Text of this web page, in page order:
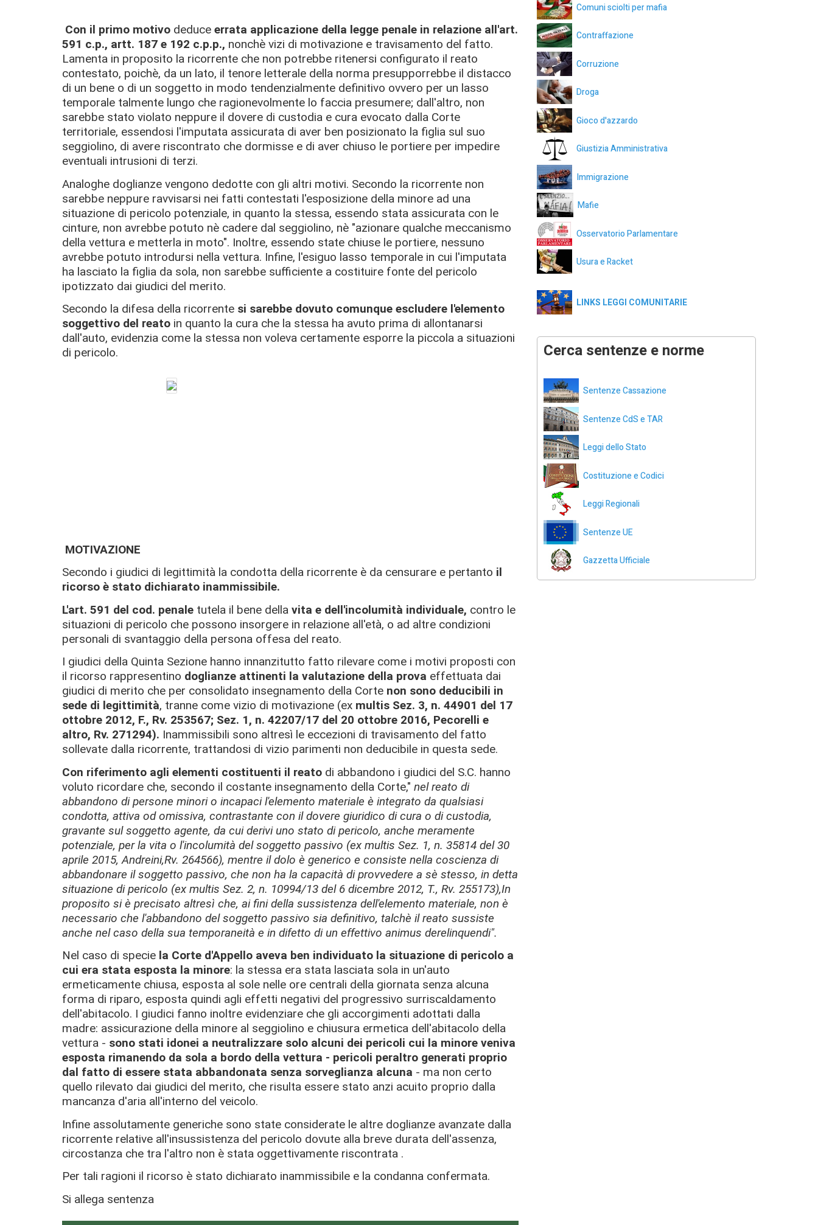
Con il primo motivo deduce errata applicazione della legge penale in relazione all'art.
591 c.p., artt. 187 e 192 c.p.p., nonchè vizi di motivazione e travisamento del fatto.
Lamenta in proposito la ricorrente che non potrebbe ritenersi configurato il reato
contestato, poichè, da un lato, il tenore letterale della norma presupporrebbe il distacco
di un bene o di un soggetto in modo tendenzialmente definitivo ovvero per un lasso
temporale talmente lungo che ragionevolmente lo faccia presumere; dall'altro, non
sarebbe stato violato neppure il dovere di custodia e cura evocato dalla Corte
territoriale, essendosi l'imputata assicurata di aver ben posizionato la figlia sul suo
seggiolino, di avere riscontrato che dormisse e di aver chiuso le portiere per impedire
eventuali intrusioni di terzi.
Analoghe doglianze vengono dedotte con gli altri motivi. Secondo la ricorrente non
sarebbe neppure ravvisarsi nei fatti contestati l'esposizione della minore ad una
situazione di pericolo potenziale, in quanto la stessa, essendo stata assicurata con le
cinture, non avrebbe potuto nè cadere dal seggiolino, nè "azionare qualche meccanismo
della vettura e metterla in moto". Inoltre, essendo state chiuse le portiere, nessuno
avrebbe potuto introdursi nella vettura. Infine, l'esiguo lasso temporale in cui l'imputata
ha lasciato la figlia da sola, non sarebbe sufficiente a costituire fonte del pericolo
ipotizzato dai giudici del merito.
Secondo la difesa della ricorrente si sarebbe dovuto comunque escludere l'elemento
soggettivo del reato in quanto la cura che la stessa ha avuto prima di allontanarsi
dall'auto, evidenzia come la stessa non voleva certamente esporre la piccola a situazioni
di pericolo.
MOTIVAZIONE
Secondo i giudici di legittimità la condotta della ricorrente è da censurare e pertanto il
ricorso è stato dichiarato inammissibile.
L'art. 591 del cod. penale tutela il bene della vita e dell'incolumità individuale, contro le
situazioni di pericolo che possono insorgere in relazione all'età, o ad altre condizioni
personali di svantaggio della persona offesa del reato.
I giudici della Quinta Sezione hanno innanzitutto fatto rilevare come i motivi proposti con
il ricorso rappresentino doglianze attinenti la valutazione della prova effettuata dai
giudici di merito che per consolidato insegnamento della Corte non sono deducibili in
sede di legittimità, tranne come vizio di motivazione (ex multis Sez. 3, n. 44901 del 17
ottobre 2012, F., Rv. 253567; Sez. 1, n. 42207/17 del 20 ottobre 2016, Pecorelli e
altro, Rv. 271294). Inammissibili sono altresì le eccezioni di travisamento del fatto
sollevate dalla ricorrente, trattandosi di vizio parimenti non deducibile in questa sede.
Con riferimento agli elementi costituenti il reato di abbandono i giudici del S.C. hanno
voluto ricordare che, secondo il costante insegnamento della Corte," nel reato di
abbandono di persone minori o incapaci l'elemento materiale è integrato da qualsiasi
condotta, attiva od omissiva, contrastante con il dovere giuridico di cura o di custodia,
gravante sul soggetto agente, da cui derivi uno stato di pericolo, anche meramente
potenziale, per la vita o l'incolumità del soggetto passivo (ex multis Sez. 1, n. 35814 del 30
aprile 2015, Andreini,Rv. 264566), mentre il dolo è generico e consiste nella coscienza di
abbandonare il soggetto passivo, che non ha la capacità di provvedere a sè stesso, in detta
situazione di pericolo (ex multis Sez. 2, n. 10994/13 del 6 dicembre 2012, T., Rv. 255173),In
proposito si è precisato altresì che, ai fini della sussistenza dell'elemento materiale, non è
necessario che l'abbandono del soggetto passivo sia definitivo, talchè il reato sussiste
anche nel caso della sua temporaneità e in difetto di un effettivo animus derelinquendi".
Nel caso di specie la Corte d'Appello aveva ben individuato la situazione di pericolo a
cui era stata esposta la minore: la stessa era stata lasciata sola in un'auto
ermeticamente chiusa, esposta al sole nelle ore centrali della giornata senza alcuna
forma di riparo, esposta quindi agli effetti negativi del progressivo surriscaldamento
dell'abitacolo. I giudici fanno inoltre evidenziare che gli accorgimenti adottati dalla
madre: assicurazione della minore al seggiolino e chiusura ermetica dell'abitacolo della
vettura - sono stati idonei a neutralizzare solo alcuni dei pericoli cui la minore veniva
esposta rimanendo da sola a bordo della vettura - pericoli peraltro generati proprio
dal fatto di essere stata abbandonata senza sorveglianza alcuna - ma non certo
quello rilevato dai giudici del merito, che risulta essere stato anzi acuito proprio dalla
mancanza d'aria all'interno del veicolo.
Infine assolutamente generiche sono state considerate le altre doglianze avanzate dalla
ricorrente relative all'insussistenza del pericolo dovute alla breve durata dell'assenza,
circostanza che tra l'altro non è stata oggettivamente riscontrata .
Per tali ragioni il ricorso è stato dichiarato inammissibile e la condanna confermata.
Si allega sentenza
Comuni sciolti per mafia
Contraffazione
Corruzione
Droga
Gioco d'azzardo
Giustizia Amministrativa
Immigrazione
Mafie
Osservatorio Parlamentare
Usura e Racket
LINKS LEGGI COMUNITARIE
Cerca sentenze e norme
Sentenze Cassazione
Sentenze CdS e TAR
Leggi dello Stato
Costituzione e Codici
Leggi Regionali
Sentenze UE
Gazzetta Ufficiale